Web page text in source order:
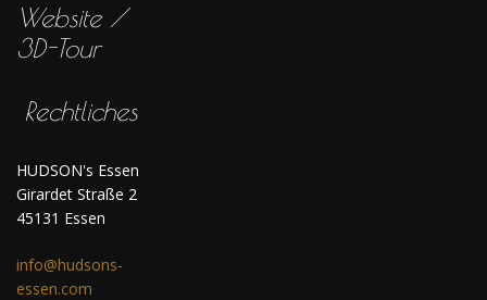
Website /
3D-Tour
Rechtliches
HUDSON's Essen
Girardet Straße 2
45131 Essen
info@hudsons-
essen.com